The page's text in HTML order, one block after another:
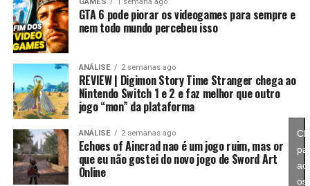
Spoilers)
Aqui começa a parte com spoilers. Se ainda não jogou,
avance para a conclusão.
A narrativa gira em torno do Aniquilador atacando o
multiverso e controlando heróis usando pequenos
parasitas. O Vigia avisa que uma ameaça está chegando e
convoca heróis como Nova, Homem-Aranha, Wolverine,
Tempestade, Pantera Negra, Rocket Raccoon, She-Hulk
e muitos outros.
montar equipes fortes e experimentar diferentes
árvores evolutivas.
GTA 6 pode piorar os videogames para sempre e
nem todo mundo percebeu isso
ANÁLISE 2 semanas ago
REVIEW | Digimon Story Time Stranger chega ao
Nintendo Switch 1 e 2 e faz melhor que outro
jogo “mon” da plataforma
ANÁLISE 2 semanas ago
Echoes of Aincrad nao é um jogo ruim, mas or
que eu não gostei do novo jogo de Sword Art
Online
os